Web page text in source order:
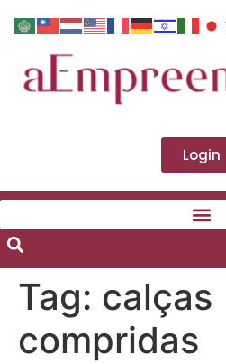
Login
Tag: calças
compridas